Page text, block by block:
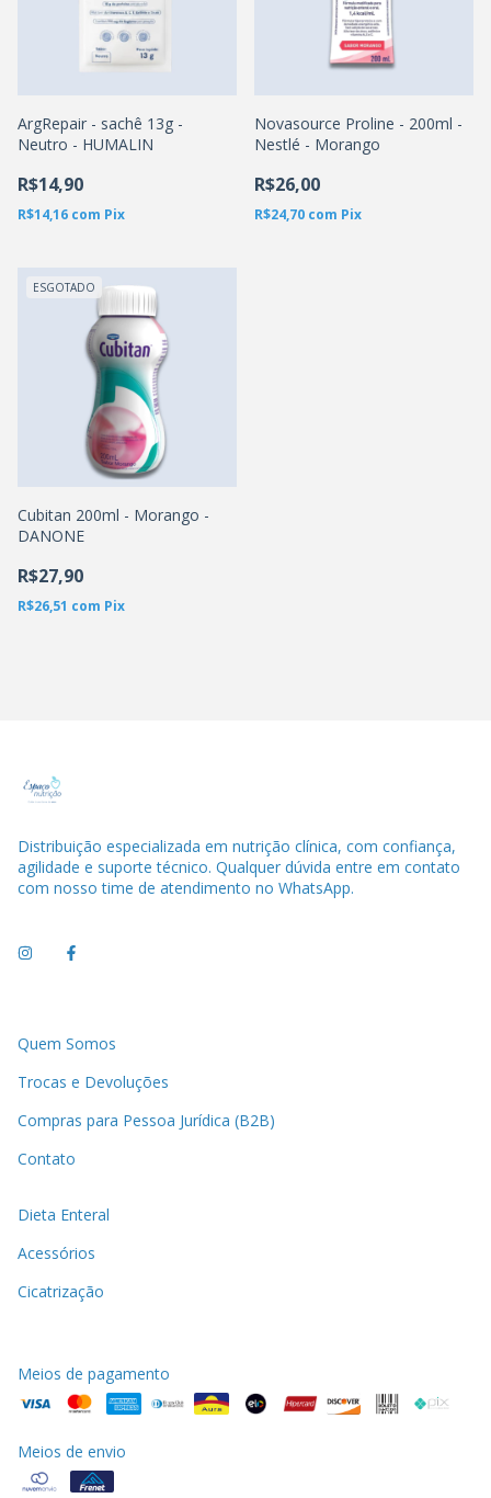
ArgRepair - sachê 13g -
Neutro - HUMALIN
R$14,90
R$14,16 com Pix
Novasource Proline - 200ml -
Nestlé - Morango
R$26,00
R$24,70 com Pix
ESGOTADO
Cubitan 200ml - Morango -
DANONE
R$27,90
R$26,51 com Pix
Distribuição especializada em nutrição clínica, com confiança,
agilidade e suporte técnico. Qualquer dúvida entre em contato
com nosso time de atendimento no WhatsApp.
Quem Somos
Trocas e Devoluções
Compras para Pessoa Jurídica (B2B)
Contato
Dieta Enteral
Acessórios
Cicatrização
Meios de pagamento
Meios de envio